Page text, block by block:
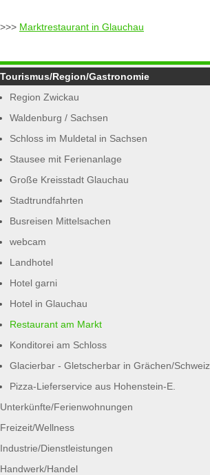
>>> Marktrestaurant in Glauchau
Tourismus/Region/Gastronomie
Region Zwickau
Waldenburg / Sachsen
Schloss im Muldetal in Sachsen
Stausee mit Ferienanlage
Große Kreisstadt Glauchau
Stadtrundfahrten
Busreisen Mittelsachen
webcam
Landhotel
Hotel garni
Hotel in Glauchau
Restaurant am Markt
Konditorei am Schloss
Glacierbar - Gletscherbar in Grächen/Schweiz
Pizza-Lieferservice aus Hohenstein-E.
Unterkünfte/Ferienwohnungen
Freizeit/Wellness
Industrie/Dienstleistungen
Handwerk/Handel